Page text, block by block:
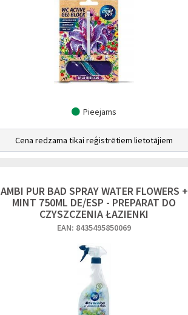
Pieejams
Cena redzama tikai reģistrētiem lietotājiem
AMBI PUR BAD SPRAY WATER FLOWERS +
MINT 750ML DE/ESP - PREPARAT DO
CZYSZCZENIA ŁAZIENKI
EAN: 8435495850069